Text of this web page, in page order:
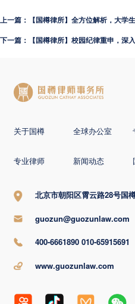
上一篇：【国樽律所】全方位解析，大学
关于国樽 全球办公室
专业律师 新闻动态
北京市朝阳区霄云路28号国
guozun@guozunlaw.com
400-6661890 010-65915691
www.guozunlaw.com